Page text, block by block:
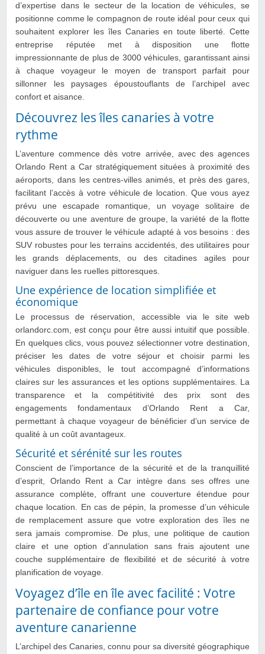
d’expertise dans le secteur de la location de véhicules, se
positionne comme le compagnon de route idéal pour ceux qui
souhaitent explorer les îles Canaries en toute liberté. Cette
entreprise réputée met à disposition une flotte
impressionnante de plus de 3000 véhicules, garantissant ainsi
à chaque voyageur le moyen de transport parfait pour
sillonner les paysages époustouflants de l’archipel avec
confort et aisance.
Découvrez les îles canaries à votre
rythme
L’aventure commence dès votre arrivée, avec des agences
Orlando Rent a Car stratégiquement situées à proximité des
aéroports, dans les centres-villes animés, et près des gares,
facilitant l’accès à votre véhicule de location. Que vous ayez
prévu une escapade romantique, un voyage solitaire de
découverte ou une aventure de groupe, la variété de la flotte
vous assure de trouver le véhicule adapté à vos besoins : des
SUV robustes pour les terrains accidentés, des utilitaires pour
les grands déplacements, ou des citadines agiles pour
naviguer dans les ruelles pittoresques.
Une expérience de location simplifiée et
économique
Le processus de réservation, accessible via le site web
orlandorc.com, est conçu pour être aussi intuitif que possible.
En quelques clics, vous pouvez sélectionner votre destination,
préciser les dates de votre séjour et choisir parmi les
véhicules disponibles, le tout accompagné d’informations
claires sur les assurances et les options supplémentaires. La
transparence et la compétitivité des prix sont des
engagements fondamentaux d’Orlando Rent a Car,
permettant à chaque voyageur de bénéficier d’un service de
qualité à un coût avantageux.
Sécurité et sérénité sur les routes
Conscient de l’importance de la sécurité et de la tranquillité
d’esprit, Orlando Rent a Car intègre dans ses offres une
assurance complète, offrant une couverture étendue pour
chaque location. En cas de pépin, la promesse d’un véhicule
de remplacement assure que votre exploration des îles ne
sera jamais compromise. De plus, une politique de caution
claire et une option d’annulation sans frais ajoutent une
couche supplémentaire de flexibilité et de sécurité à votre
planification de voyage.
Voyagez d’île en île avec facilité : Votre
partenaire de confiance pour votre
aventure canarienne
L’archipel des Canaries, connu pour sa diversité géographique